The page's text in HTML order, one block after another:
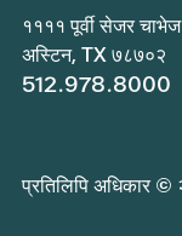
११११ पूर्वी सेजर
अस्टिन, TX ७८७०२
512.978.8000
प्रतिलिपि अधिकार